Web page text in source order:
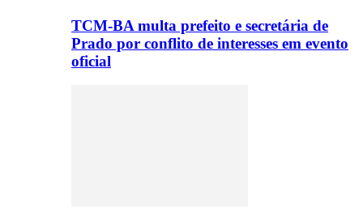
TCM-BA multa prefeito e secretária de
Prado por conflito de interesses em evento
oficial